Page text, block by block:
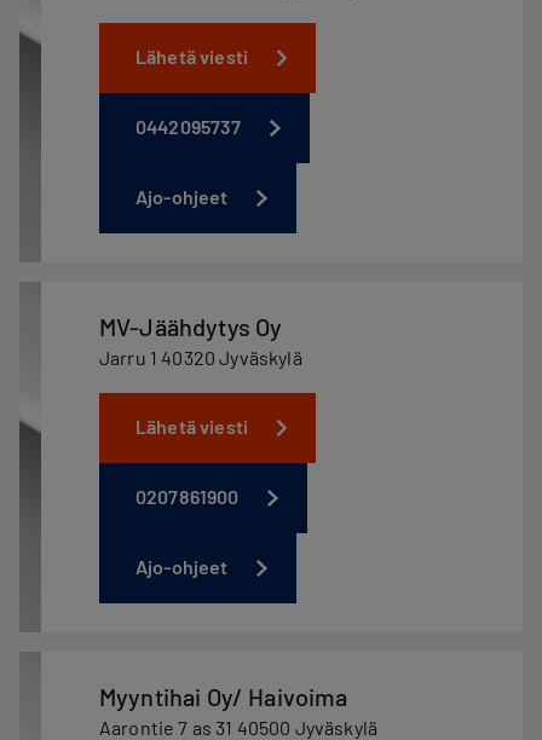
Lähetä viesti
0442095737
Ajo-ohjeet
MV-Jäähdytys Oy
Jarru 1 40320 Jyväskylä
Lähetä viesti
0207861900
Ajo-ohjeet
Myyntihai Oy/ Haivoima
Aarontie 7 as 31 40500 Jyväskylä